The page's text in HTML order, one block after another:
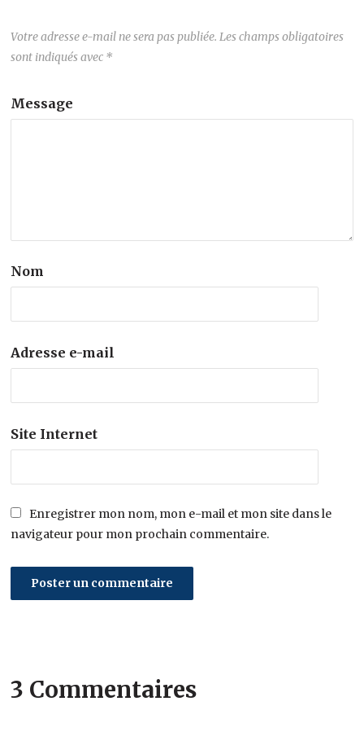
Votre adresse e-mail ne sera pas publiée. Les champs obligatoires
sont indiqués avec *
Message
Nom
Adresse e-mail
Site Internet
Enregistrer mon nom, mon e-mail et mon site dans le
navigateur pour mon prochain commentaire.
3 Commentaires